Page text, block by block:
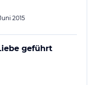
2015
geführt